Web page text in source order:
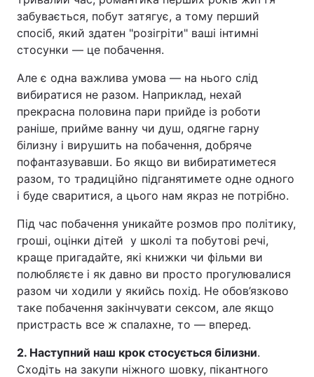
забувається, побут затягує, а тому перший
спосіб, який здатен "розігріти" ваші інтимні
стосунки — це побачення.
Але є одна важлива умова — на нього слід
вибиратися не разом. Наприклад, нехай
прекрасна половина пари прийде із роботи
раніше, прийме ванну чи душ, одягне гарну
білизну і вирушить на побачення, добряче
пофантазувавши. Бо якщо ви вибиратиметеся
разом, то традиційно підганятимете одне одного
і буде сваритися, а цього нам якраз не потрібно.
Під час побачення уникайте розмов про політику,
гроші, оцінки дітей у школі та побутові речі,
краще пригадайте, які книжки чи фільми ви
полюбляєте і як давно ви просто прогулювалися
разом чи ходили у якийсь похід. Не обов’язково
таке побачення закінчувати сексом, але якщо
пристрасть все ж спалахне, то — вперед.
2. Наступний наш крок стосується білизни.
Сходіть на закупи ніжного шовку, пікантного